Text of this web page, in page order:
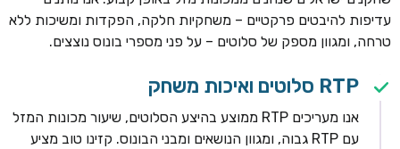
עדיפות להיבטים פרקטיים – משחקיות חלקה, הפקדות ומשיכות ללא
טרחה, ומגוון מספק של סלוטים – על פני מספרי בונוס נוצצים.
RTP סלוטים ואיכות משחק
אנו מעריכים RTP ממוצע בהיצע הסלוטים, שיעור מכונות המזל
עם RTP גבוה, ומגוון הנושאים ומבני הבונוס. קזינו טוב מציע